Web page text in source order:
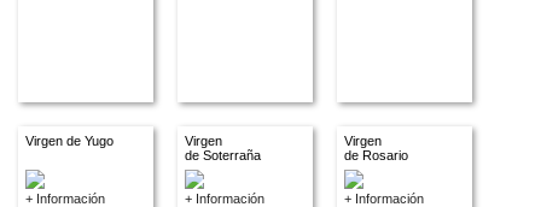
Virgen de Yugo
+ Información
Virgen
de Soterraña
+ Información
Virgen
de Rosario
+ Información